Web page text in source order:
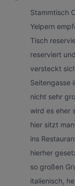
Stammtisch
Yelpern
Tisch
reserviert
versteckt
Seitengasse
nicht sehr
wird es eher
hier sitzt
ins
hierher
so großen
italienisch,